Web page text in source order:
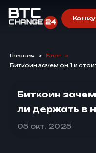
Главная > Блог
>
Биткоин зачем он 1 и
Биткоин зачем
ли держать в
05 окт. 2025